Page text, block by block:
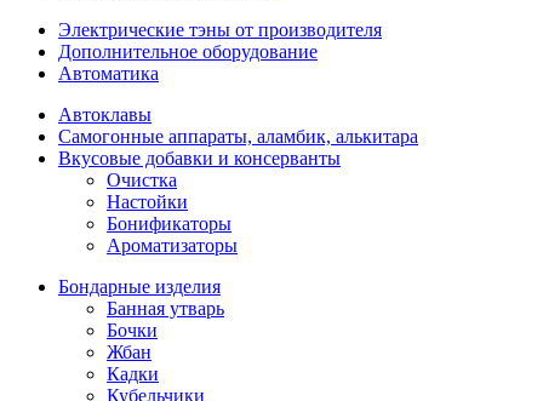
Электрические тэны от производителя
Дополнительное оборудование
Автоматика
Автоклавы
Самогонные аппараты, аламбик, алькитара
Вкусовые добавки и консерванты
Очистка
Настойки
Бонификаторы
Ароматизаторы
Бондарные изделия
Банная утварь
Бочки
Жбан
Кадки
Кубельчики